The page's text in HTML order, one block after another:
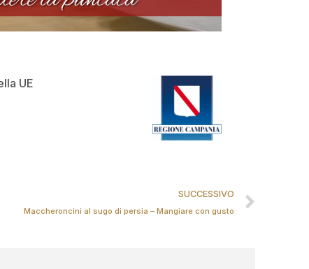
UE
SUCCESSIVO
Maccheroncini al sugo di persia – Mangiare con gusto